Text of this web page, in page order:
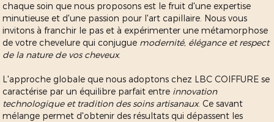
chaque soin que nous proposons est le fruit d'une expertise
minutieuse et d'une passion pour l'art capillaire. Nous vous
invitons à franchir le pas et à expérimenter une métamorphose
de votre chevelure qui conjugue modernité, élégance et respect
de la nature de vos cheveux.
L'approche globale que nous adoptons chez LBC COIFFURE se
caractérise par un équilibre parfait entre innovation
technologique et tradition des soins artisanaux. Ce savant
mélange permet d'obtenir des résultats qui dépassent les